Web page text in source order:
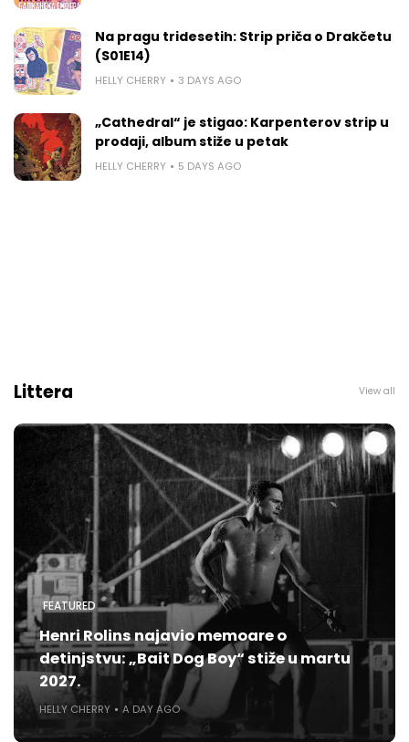
Na pragu tridesetih: Strip priča o Drakčetu
(S01E14)
HELLY CHERRY 3 DAYS AGO
„Cathedral“ je stigao: Karpenterov strip u
prodaji, album stiže u petak
HELLY CHERRY 5 DAYS AGO
Littera View all
FEATURED
Henri Rolins najavio memoare o
detinjstvu: „Bait Dog Boy“ stiže u martu
2027.
HELLY CHERRY A DAY AGO